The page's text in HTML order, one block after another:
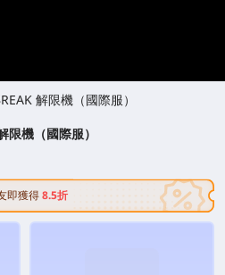
解限機（國際服）
限機（國際服）
即獲得8.5折